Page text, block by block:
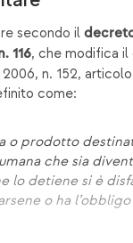
secondo il
116, che modifica
n. 152, articolo
come:
o prodotto
che sia
lo detiene si è
o ha